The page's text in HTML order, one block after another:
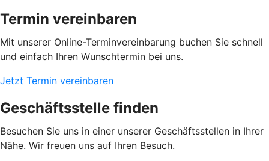
Termin vereinbaren
Mit unserer Online-Terminvereinbarung buchen Sie schnell
und einfach Ihren Wunschtermin bei uns.
Jetzt Termin vereinbaren
Geschäftsstelle finden
Besuchen Sie uns in einer unserer Geschäftsstellen in Ihrer
Nähe. Wir freuen uns auf Ihren Besuch.